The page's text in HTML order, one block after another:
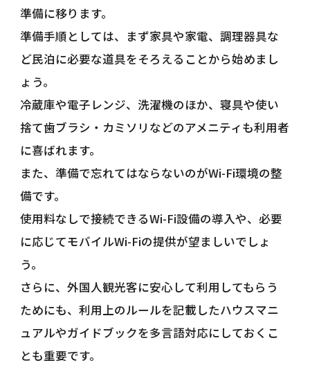
準備に移ります。
準備手順としては、まず家具や家電、調理器具な
ど民泊に必要な道具をそろえることから始めまし
ょう。
冷蔵庫や電子レンジ、洗濯機のほか、寝具や使い
捨て歯ブラシ・カミソリなどのアメニティも利用者
に喜ばれます。
また、準備で忘れてはならないのがWi-Fi環境の整
備です。
使用料なしで接続できるWi-Fi設備の導入や、必要
に応じてモバイルWi-Fiの提供が望ましいでしょ
う。
さらに、外国人観光客に安心して利用してもらう
ためにも、利用上のルールを記載したハウスマニ
ュアルやガイドブックを多言語対応にしておくこ
とも重要です。